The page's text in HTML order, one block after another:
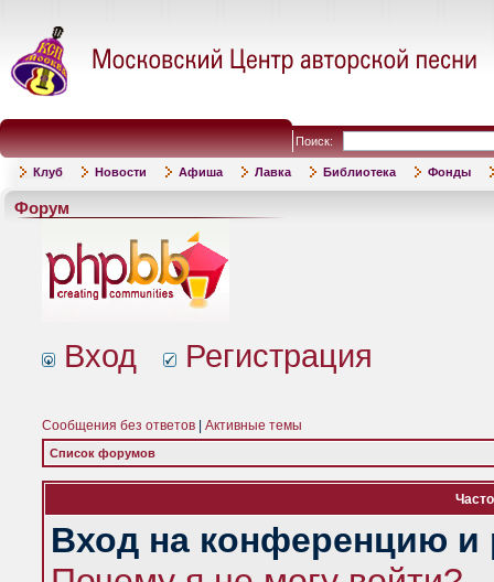
Поиск:
Клуб Новости Афиша Лавка Библиотека Фонды
Форум
Вход Регистрация
Сообщения без ответов Активные темы
Список форумов
Вход на конференцию и